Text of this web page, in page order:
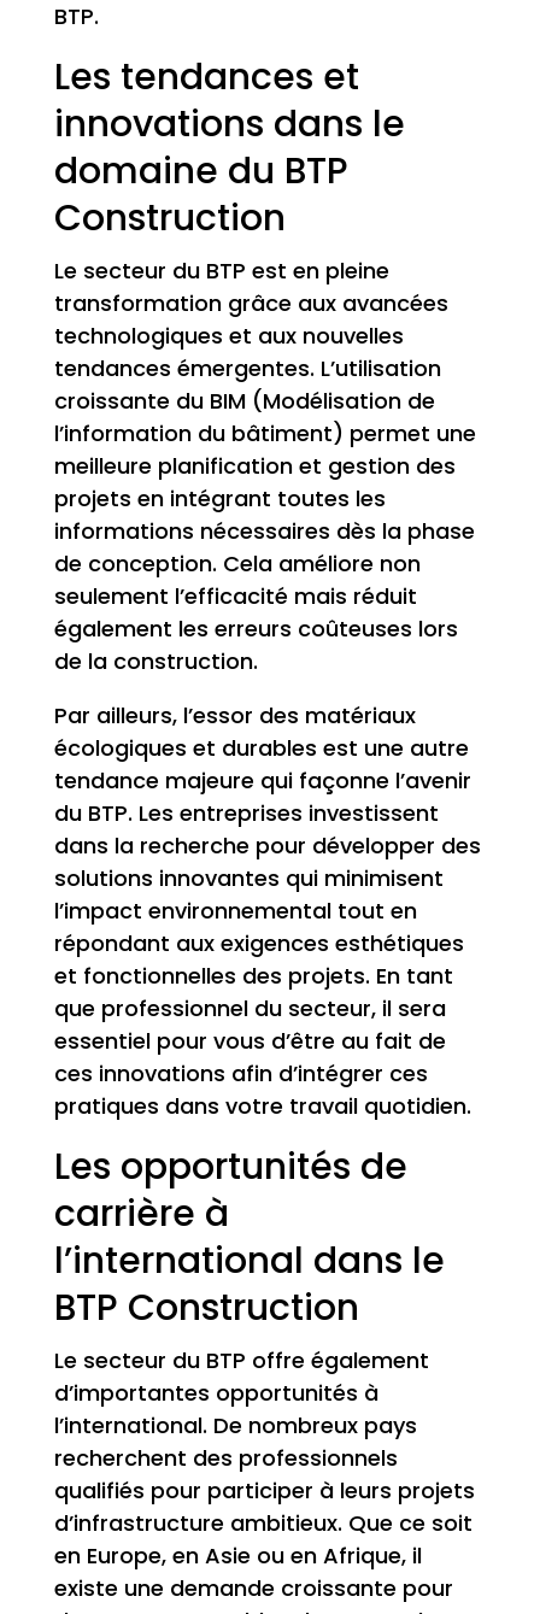
BTP.
Les tendances et
innovations dans le
domaine du BTP
Construction
Le secteur du BTP est en pleine
transformation grâce aux avancées
technologiques et aux nouvelles
tendances émergentes. L’utilisation
croissante du BIM (Modélisation de
l’information du bâtiment) permet une
meilleure planification et gestion des
projets en intégrant toutes les
informations nécessaires dès la phase
de conception. Cela améliore non
seulement l’efficacité mais réduit
également les erreurs coûteuses lors
de la construction.
Par ailleurs, l’essor des matériaux
écologiques et durables est une autre
tendance majeure qui façonne l’avenir
du BTP. Les entreprises investissent
dans la recherche pour développer des
solutions innovantes qui minimisent
l’impact environnemental tout en
répondant aux exigences esthétiques
et fonctionnelles des projets. En tant
que professionnel du secteur, il sera
essentiel pour vous d’être au fait de
ces innovations afin d’intégrer ces
pratiques dans votre travail quotidien.
Les opportunités de
carrière à
l’international dans le
BTP Construction
Le secteur du BTP offre également
d’importantes opportunités à
l’international. De nombreux pays
recherchent des professionnels
qualifiés pour participer à leurs projets
d’infrastructure ambitieux. Que ce soit
en Europe, en Asie ou en Afrique, il
existe une demande croissante pour